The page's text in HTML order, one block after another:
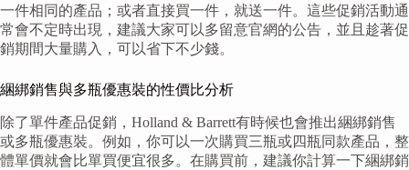
一件相同的產品；或者直接買一件，就送一件。這些促銷活動通
常會不定時出現，建議大家可以多留意官網的公告，並且趁著促
銷期間大量購入，可以省下不少錢。
綑綁銷售與多瓶優惠裝的性價比分析
除了單件產品促銷，Holland & Barrett有時候也會推出綑綁銷售
或多瓶優惠裝。例如，你可以一次購買三瓶或四瓶同款產品，整
體單價就會比單買便宜很多。在購買前，建議你計算一下綑綁銷